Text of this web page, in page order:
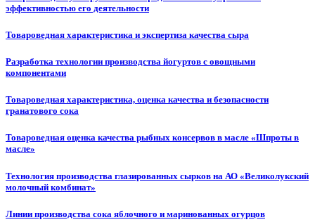
эффективностью его деятельности
Товароведная характеристика и экспертиза качества сыра
Разработка технологии производства йогуртов с овощными
компонентами
Товароведная характеристика, оценка качества и безопасности
гранатового сока
Товароведная оценка качества рыбных консервов в масле «Шпроты в
масле»
Технология производства глазированных сырков на АО «Великолукский
молочный комбинат»
Линии производства сока яблочного и маринованных огурцов